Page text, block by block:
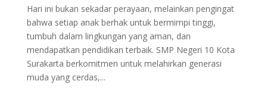
Hari ini bukan sekadar perayaan, melainkan pengingat
bahwa setiap anak berhak untuk bermimpi tinggi,
tumbuh dalam lingkungan yang aman, dan
mendapatkan pendidikan terbaik. ​SMP Negeri 10 Kota
Surakarta berkomitmen untuk melahirkan generasi
muda yang cerdas,...